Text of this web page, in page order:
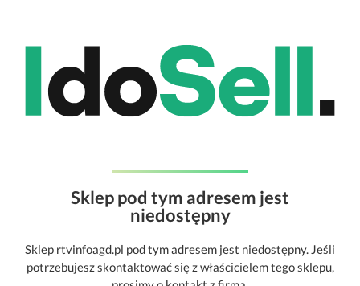
Sklep pod tym adresem jest
niedostępny
Sklep rtvinfoagd.pl pod tym adresem jest niedostępny. Jeśli
potrzebujesz skontaktować się z właścicielem tego sklepu,